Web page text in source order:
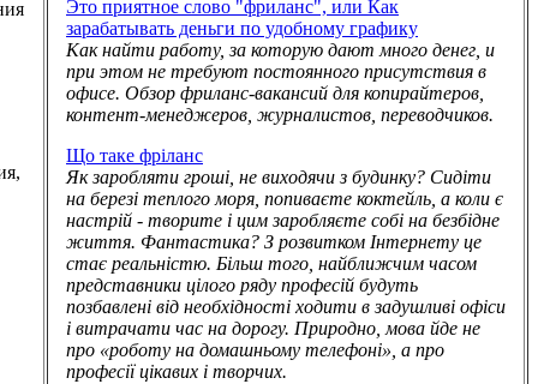
Это приятное слово "фриланс", или Как
зарабатывать деньги по удобному графику
Как найти работу, за которую дают много денег, и
при этом не требуют постоянного присутствия в
офисе. Обзор фриланс-вакансий для копирайтеров,
контент-менеджеров, журналистов, переводчиков.
Що таке фріланс
Як заробляти гроші, не виходячи з будинку? Сидіти
на березі теплого моря, попиваєте коктейль, а коли є
настрій - творите і цим заробляєте собі на безбідне
життя. Фантастика? З розвитком Інтернету це
стає реальністю. Більш того, найближчим часом
представники цілого ряду професій будуть
позбавлені від необхідності ходити в задушливі офіси
і витрачати час на дорогу. Природно, мова йде не
про «роботу на домашньому телефоні», а про
професії цікавих і творчих.